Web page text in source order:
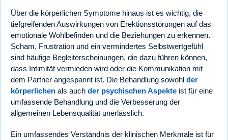
Über die körperlichen Symptome hinaus ist es wichtig, die
tiefgreifenden Auswirkungen von Erektionsstörungen auf das
emotionale Wohlbefinden und die Beziehungen zu erkennen.
Scham, Frustration und ein vermindertes Selbstwertgefühl
sind häufige Begleiterscheinungen, die dazu führen können,
dass Intimität vermieden wird oder die Kommunikation mit
dem Partner angespannt ist. Die Behandlung sowohl der
körperlichen als auch der psychischen Aspekte ist für eine
umfassende Behandlung und die Verbesserung der
allgemeinen Lebensqualität unerlässlich.
Ein umfassendes Verständnis der klinischen Merkmale ist für